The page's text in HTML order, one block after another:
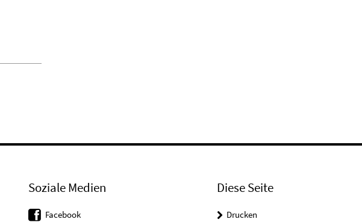
Soziale Medien
Facebook
Diese Seite
Drucken